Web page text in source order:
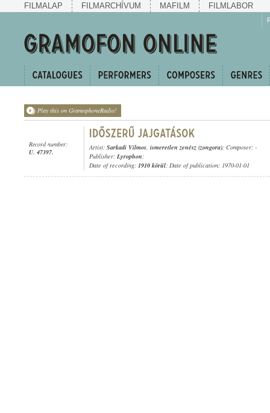
FILMALAP FILMARCHÍVUM MAFILM FILMLABOR
Play this on GramophoneRadio!
Record number:
U. 47397.
Artist: Sarkadi Vilmos, ismeretlen zenész (zongora); Composer: -
Publisher: Lyrophon;
Date of recording: 1910 körül; Date of publication: 1970-01-01